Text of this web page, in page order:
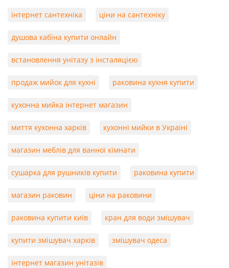
інтернет сантехніка ціни на сантехніку
душова кабіна купити онлайн
встановлення унітазу з інсталяцією
продаж мийок для кухні раковина кухня купити
кухонна мийка інтернет магазин
миття кухонна харків кухонні мийки в Україні
магазин меблів для ванної кімнати
сушарка для рушників купити раковина купити
магазин раковин ціни на раковини
раковина купити київ кран для води змішувач
купити змішувач харків змішувач одеса
інтернет магазин унітазів